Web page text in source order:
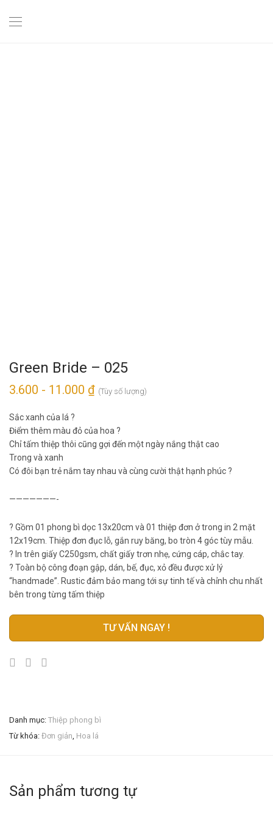
Green Bride – 025
3.600 - 11.000 ₫ (Tùy số lượng)
Sắc xanh của lá ?
Điểm thêm màu đỏ của hoa ?
Chỉ tấm thiệp thôi cũng gợi đến một ngày nắng thật cao
Trong và xanh
Có đôi bạn trẻ nắm tay nhau và cùng cười thật hạnh phúc ?
———————-
? Gồm 01 phong bì dọc 13x20cm và 01 thiệp đơn ở trong in 2 mặt
12x19cm. Thiệp đơn đục lỗ, gắn ruy băng, bo tròn 4 góc tùy mẫu.
? In trên giấy C250gsm, chất giấy trơn nhẹ, cứng cáp, chắc tay.
? Toàn bộ công đoạn gập, dán, bế, đục, xỏ đều được xử lý
“handmade”. Rustic đảm bảo mang tới sự tinh tế và chỉnh chu nhất
bên trong từng tấm thiệp
TƯ VẤN NGAY !
Danh mục: Thiệp phong bì
Từ khóa: Đơn giản, Hoa lá
Sản phẩm tương tự